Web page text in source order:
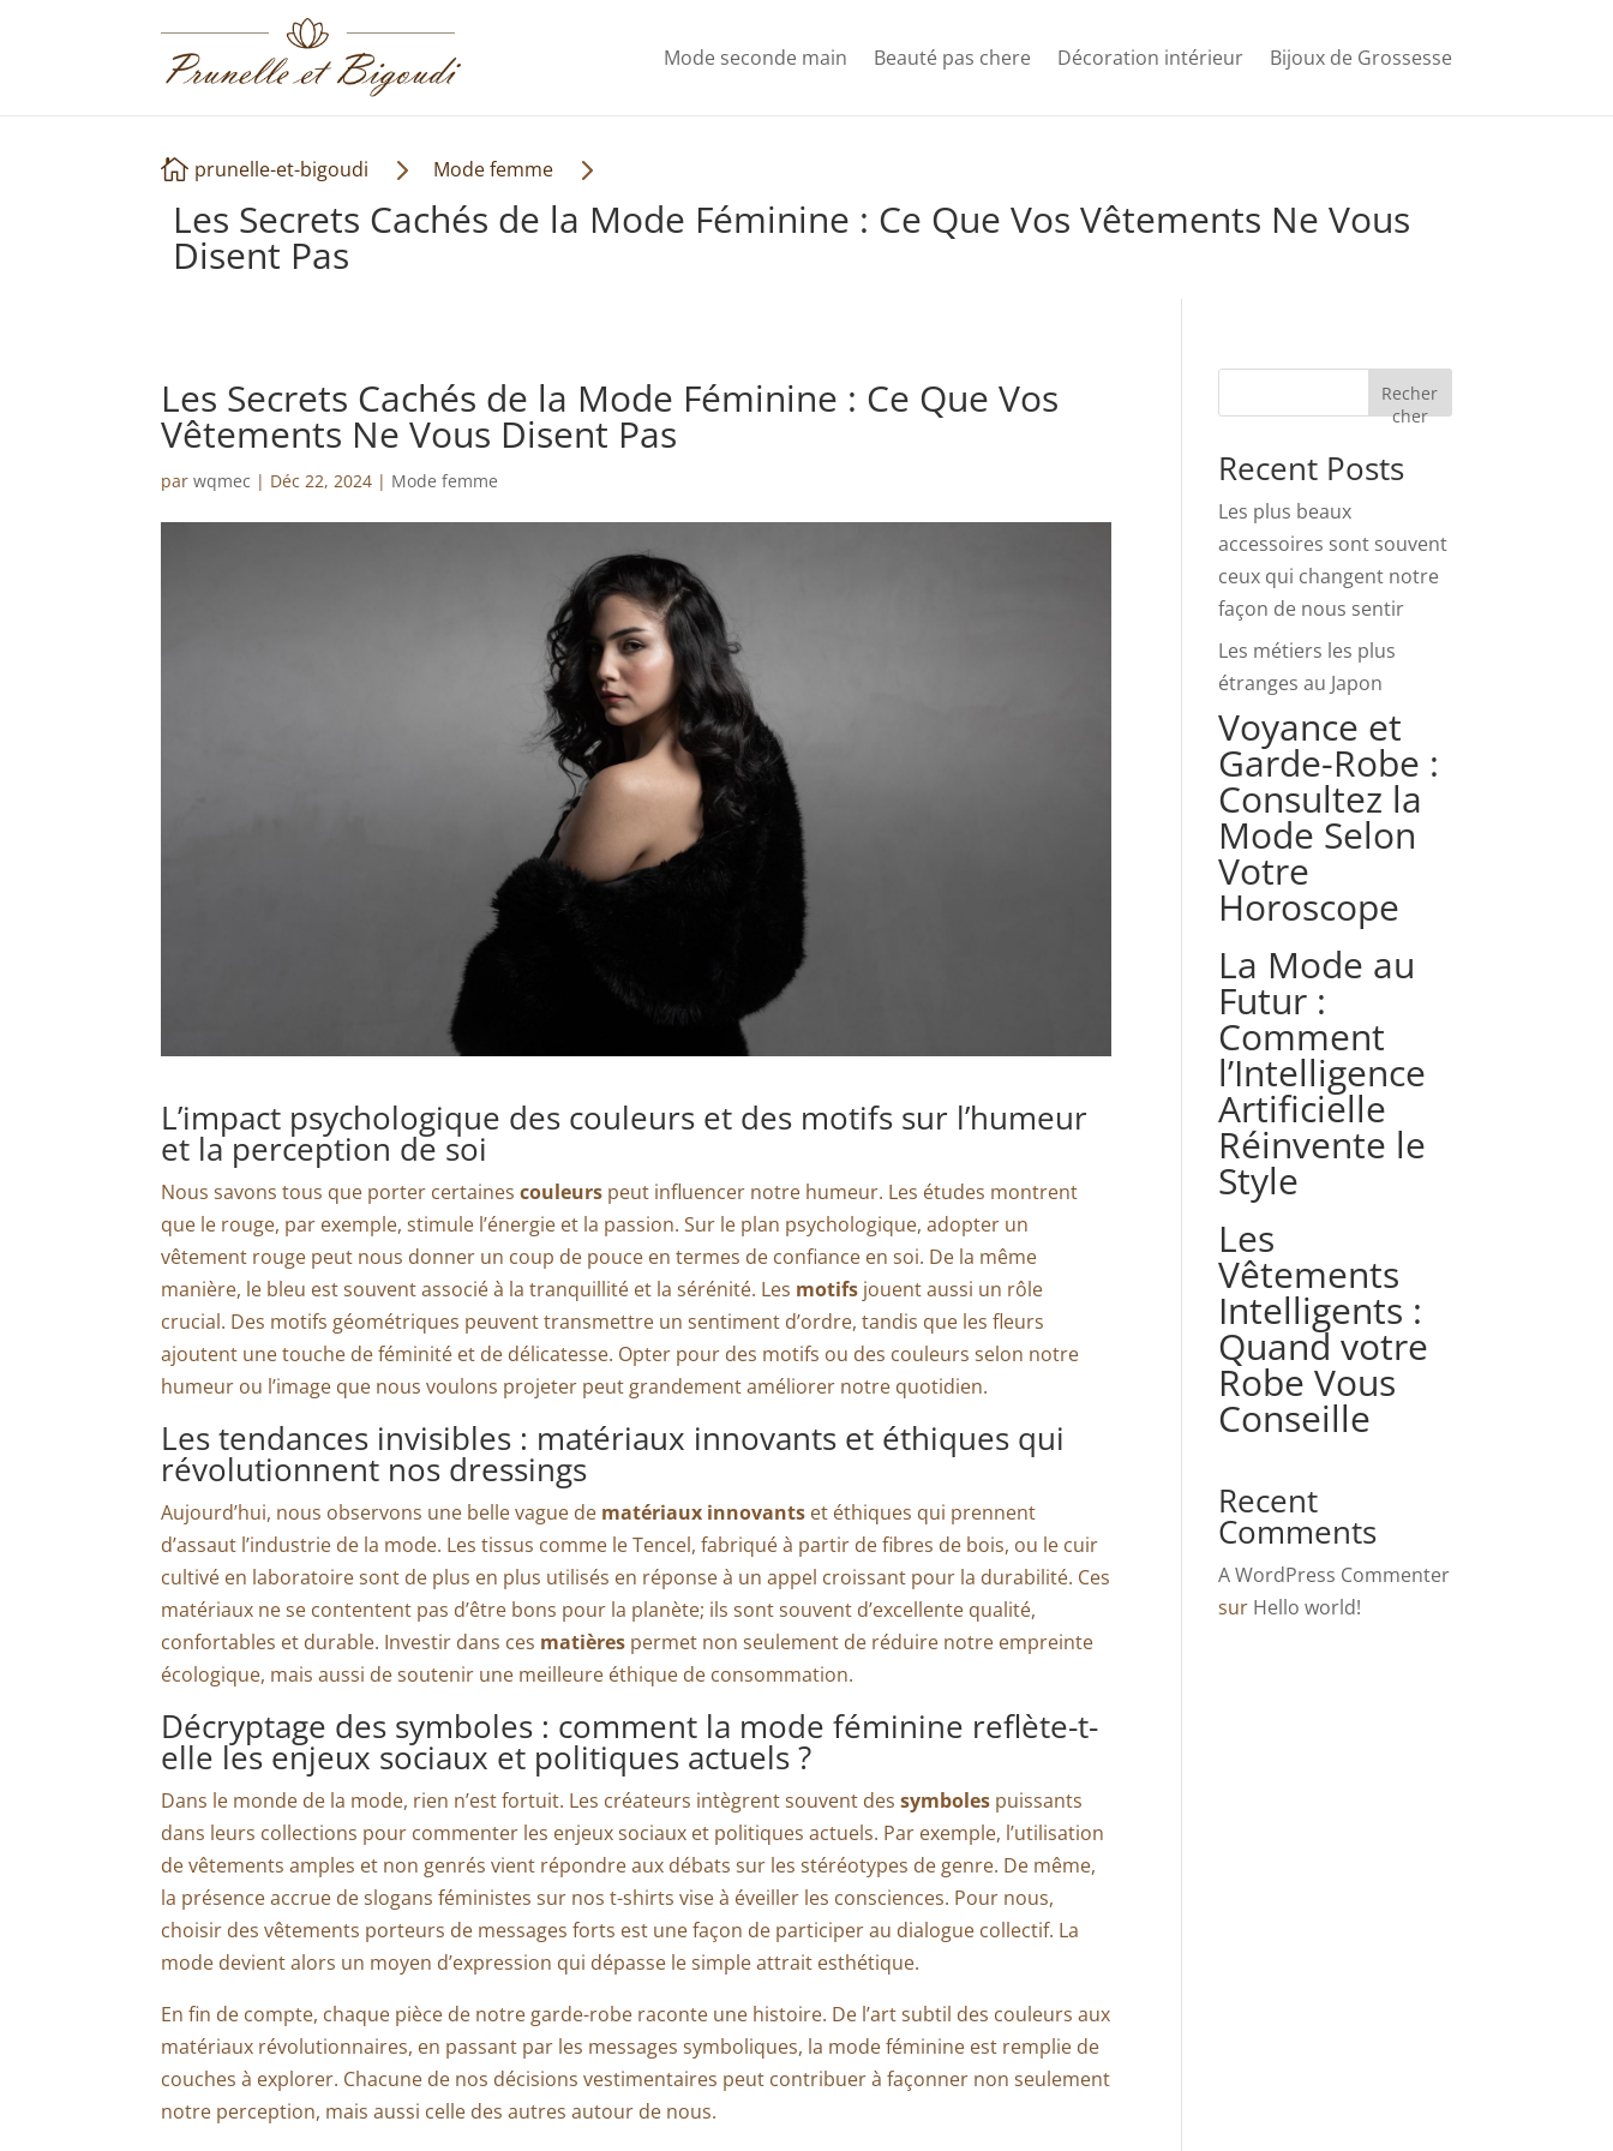
Mode seconde main Beauté pas chere Décoration intérieur Bijoux de Grossesse
 prunelle-et-bigoudi 5 Mode femme 5
Les Secrets Cachés de la Mode Féminine : Ce Que Vos Vêtements Ne Vous
Disent Pas
Les Secrets Cachés de la Mode Féminine : Ce Que Vos
Vêtements Ne Vous Disent Pas
parwqmec | Déc 22, 2024 | Mode femme
L’impact psychologique des couleurs et des motifs sur l’humeur
et la perception de soi
Nous savons tous que porter certainescouleurs peut influencer notre humeur. Les études montrent
que le rouge, par exemple, stimule l’énergie et la passion. Sur le plan psychologique, adopter un
vêtement rouge peut nous donner un coup de pouce en termes de confiance en soi. De la même
manière, le bleu est souvent associé à la tranquillité et la sérénité. Les motifs jouent aussi un rôle
crucial. Des motifs géométriques peuvent transmettre un sentiment d’ordre, tandis que les fleurs
ajoutent une touche de féminité et de délicatesse. Opter pour des motifs ou des couleurs selon notre
humeur ou l’image que nous voulons projeter peut grandement améliorer notre quotidien.
Les tendances invisibles : matériaux innovants et éthiques qui
révolutionnent nos dressings
Aujourd’hui, nous observons une belle vague de matériaux innovants et éthiques qui prennent
d’assaut l’industrie de la mode. Les tissus comme le Tencel, fabriqué à partir de fibres de bois, ou le cuir
cultivé en laboratoire sont de plus en plus utilisés en réponse à un appel croissant pour la durabilité. Ces
matériaux ne se contentent pas d’être bons pour la planète; ils sont souvent d’excellente qualité,
confortables et durable. Investir dans ces matières permet non seulement de réduire notre empreinte
écologique, mais aussi de soutenir une meilleure éthique de consommation.
Décryptage des symboles : comment la mode féminine reflète-t-
elle les enjeux sociaux et politiques actuels ?
Dans le monde de la mode, rien n’est fortuit. Les créateurs intègrent souvent dessymboles puissants
dans leurs collections pour commenter les enjeux sociaux et politiques actuels. Par exemple, l’utilisation
de vêtements amples et non genrés vient répondre aux débats sur les stéréotypes de genre. De même,
la présence accrue de slogans féministes sur nos t-shirts vise à éveiller les consciences. Pour nous,
choisir des vêtements porteurs de messages forts est une façon de participer au dialogue collectif. La
mode devient alors un moyen d’expression qui dépasse le simple attrait esthétique.
En fin de compte, chaque pièce de notre garde-robe raconte une histoire. De l’art subtil des couleurs aux
matériaux révolutionnaires, en passant par les messages symboliques, la mode féminine est remplie de
couches à explorer. Chacune de nos décisions vestimentaires peut contribuer à façonner non seulement
notre perception, mais aussi celle des autres autour de nous.
Recher
cher
Recent Posts
Les plus beaux
accessoires sont souvent
ceux qui changent notre
façon de nous sentir
Les métiers les plus
étranges au Japon
Voyance et
Garde-Robe :
Consultez la
Mode Selon
Votre
Horoscope
La Mode au
Futur :
Comment
l’Intelligence
Artificielle
Réinvente le
Style
Les
Vêtements
Intelligents :
Quand votre
Robe Vous
Conseille
Recent
Comments
A WordPress Commenter
sur Hello world!